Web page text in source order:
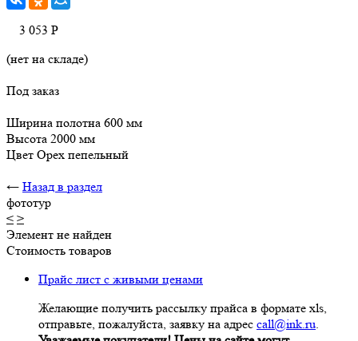
3 053 Р
(нет на складе)
Под заказ
Ширина полотна 600 мм
Высота 2000 мм
Цвет Орех пепельный
← Назад в раздел
фототур
< >
Элемент не найден
Стоимость товаров
Прайс лист с живыми ценами
Желающие получить рассылку прайса в формате xls,
отправьте, пожалуйста, заявку на адрес call@ink.ru.